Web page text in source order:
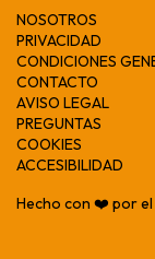
NOSOTROS
PRIVACIDAD
CONDICIONES
CONTACTO
AVISO LEGAL
PREGUNTAS
COOKIES
ACCESIBILIDAD
Hecho con ❤️ por el